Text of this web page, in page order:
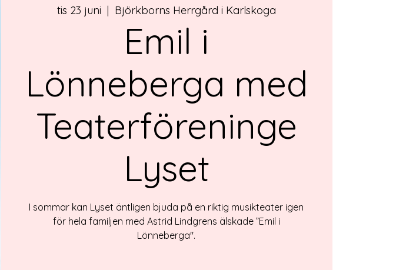
tis 23 juni
  |
Björkborns Herrgård i Karlskoga
Emil i
Lönneberga med
Teaterföreninge
Lyset
I sommar kan Lyset äntligen bjuda på en riktig musikteater igen
för hela familjen med Astrid Lindgrens älskade ”Emil i
Lönneberga".